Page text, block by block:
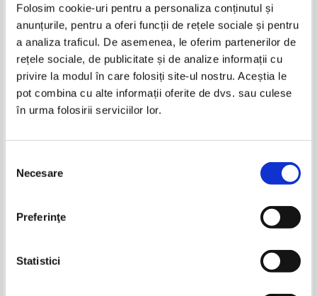
Folosim cookie-uri pentru a personaliza conținutul și
anunțurile, pentru a oferi funcții de rețele sociale și pentru
a analiza traficul. De asemenea, le oferim partenerilor de
rețele sociale, de publicitate și de analize informații cu
privire la modul în care folosiți site-ul nostru. Aceștia le
pot combina cu alte informații oferite de dvs. sau culese
în urma folosirii serviciilor lor.
consimțământului
Necesare
Preferinţe
Statistici
Jacques Benigne Bossuet -
Anatole France - Pages choices